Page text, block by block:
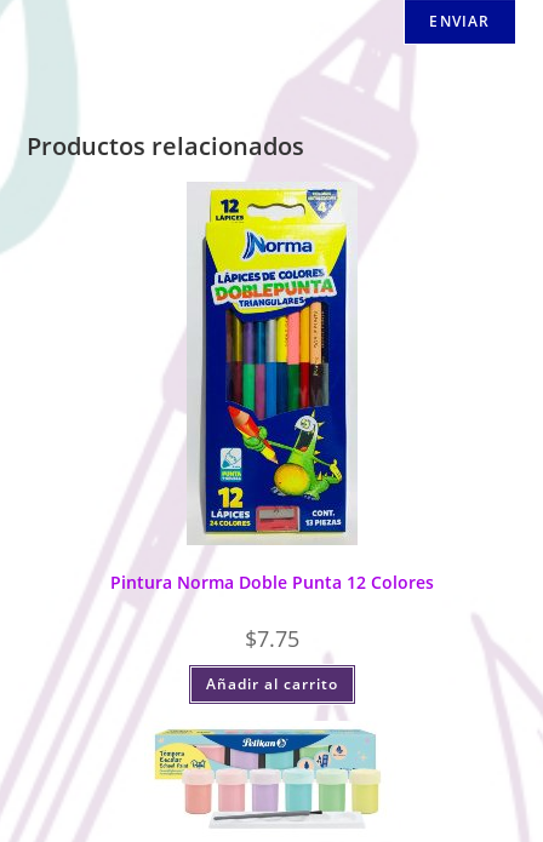
Productos relacionados
Pintura Norma Doble Punta 12 Colores
$7.75
Añadir al carrito